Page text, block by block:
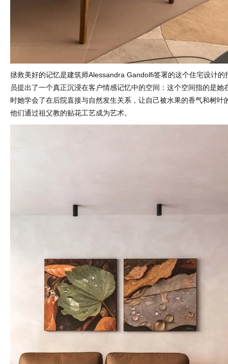
拯救美好的记忆是建筑师Alessandra Gandolfi签署的这个住宅设计的
员提出了一个真正沉浸在客户情感记忆中的空间：这个空间指的是她
时她学会了在后院直接与自然发生关系，让自己被水果的香气和树叶
他们通过祖父教的贴花工艺成为艺术。